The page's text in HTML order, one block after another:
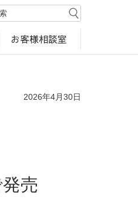
お客様相談室
2026年4月30日
売